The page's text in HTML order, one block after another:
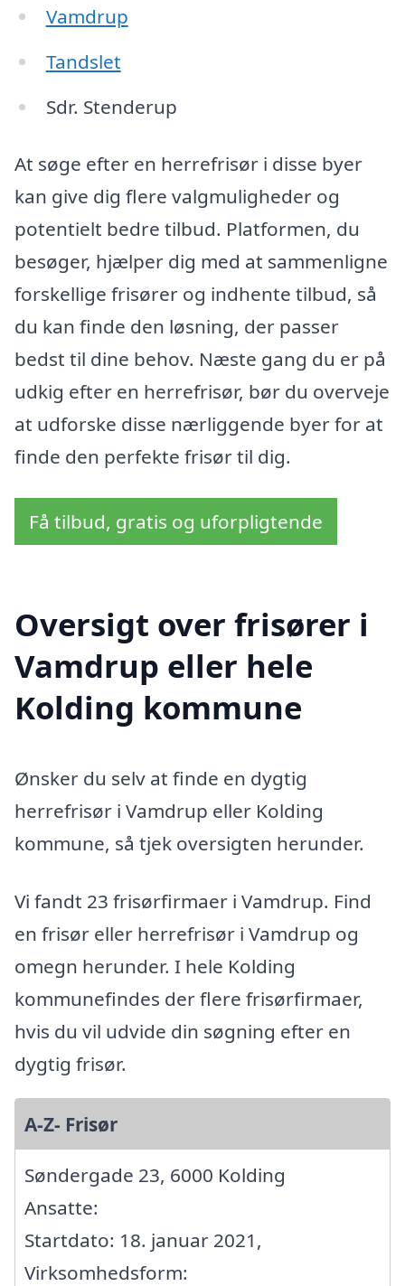
Vamdrup
Tandslet
Sdr. Stenderup
At søge efter en herrefrisør i disse byer
kan give dig flere valgmuligheder og
potentielt bedre tilbud. Platformen, du
besøger, hjælper dig med at sammenligne
forskellige frisører og indhente tilbud, så
du kan finde den løsning, der passer
bedst til dine behov. Næste gang du er på
udkig efter en herrefrisør, bør du overveje
at udforske disse nærliggende byer for at
finde den perfekte frisør til dig.
Få tilbud, gratis og uforpligtende
Oversigt over frisører i
Vamdrup eller hele
Kolding kommune
Ønsker du selv at finde en dygtig
herrefrisør i Vamdrup eller Kolding
kommune, så tjek oversigten herunder.
Vi fandt 23 frisørfirmaer i Vamdrup. Find
en frisør eller herrefrisør i Vamdrup og
omegn herunder. I hele Kolding
kommunefindes der flere frisørfirmaer,
hvis du vil udvide din søgning efter en
dygtig frisør.
A-Z- Frisør
Søndergade 23, 6000 Kolding
Ansatte:
Startdato: 18. januar 2021,
Virksomhedsform: